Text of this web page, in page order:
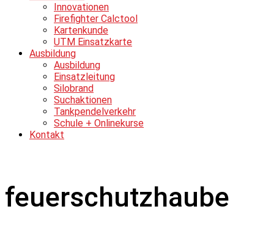
Innovationen
Firefighter Calctool
Kartenkunde
UTM Einsatzkarte
Ausbildung
Ausbildung
Einsatzleitung
Silobrand
Suchaktionen
Tankpendelverkehr
Schule + Onlinekurse
Kontakt
feuerschutzhaube